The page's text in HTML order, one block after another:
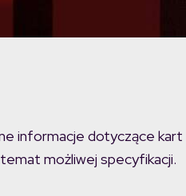
informacje dotyczące
możliwej specyfikacji.